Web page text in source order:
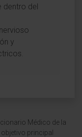
dentro del
y
Médico de la
principal